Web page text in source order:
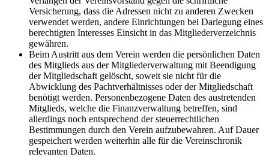
Versicherung, dass die Adressen nicht zu anderen Zwecken
verwendet werden, andere Einrichtungen bei Darlegung eines
berechtigten Interesses Einsicht in das Mitgliederverzeichnis
gewähren.
Beim Austritt aus dem Verein werden die persönlichen Daten
des Mitglieds aus der Mitgliederverwaltung mit Beendigung
der Mitgliedschaft gelöscht, soweit sie nicht für die
Abwicklung des Pachtverhältnisses oder der Mitgliedschaft
benötigt werden. Personenbezogene Daten des austretenden
Mitglieds, welche die Finanzverwaltung betreffen, sind
allerdings noch entsprechend der steuerrechtlichen
Bestimmungen durch den Verein aufzubewahren. Auf Dauer
gespeichert werden weiterhin alle für die Vereinschronik
relevanten Daten.